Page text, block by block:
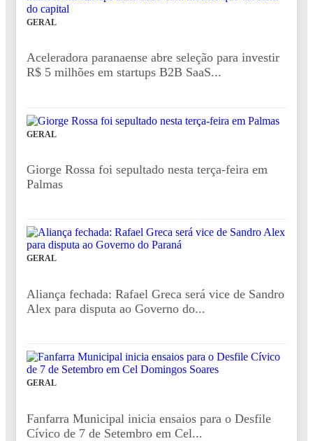
GERAL
Aceleradora paranaense abre seleção para investir
R$ 5 milhões em startups B2B SaaS...
GERAL
Giorge Rossa foi sepultado nesta terça-feira em
Palmas
GERAL
Aliança fechada: Rafael Greca será vice de Sandro
Alex para disputa ao Governo do...
GERAL
Fanfarra Municipal inicia ensaios para o Desfile
Cívico de 7 de Setembro em Cel...